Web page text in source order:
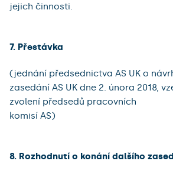
jejich činnosti.
7. Přestávka
(​jednání předsednictva AS UK o
zasedání AS UK dne 2. února 2018,
zvolení předsedů pracovních
komisí AS​)
8. Rozhodnutí o konání dalšího